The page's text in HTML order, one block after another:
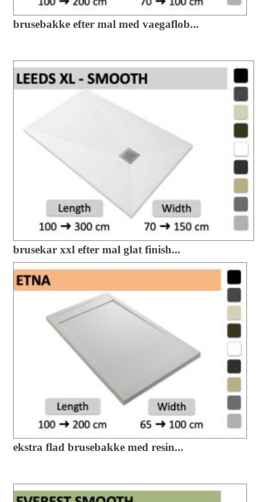
brusebakke efter mal med vaegaflob...
brusekar xxl efter mal glat finish...
ekstra flad brusebakke med resin...